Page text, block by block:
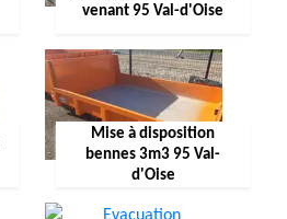
venant 95 Val-d'Oise
Mise à disposition
bennes 3m3 95 Val-
d'Oise